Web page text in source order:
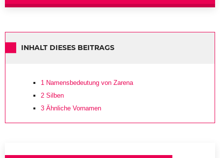
INHALT DIESES BEITRAGS
1 Namensbedeutung von Zarena
2 Silben
3 Ähnliche Vornamen